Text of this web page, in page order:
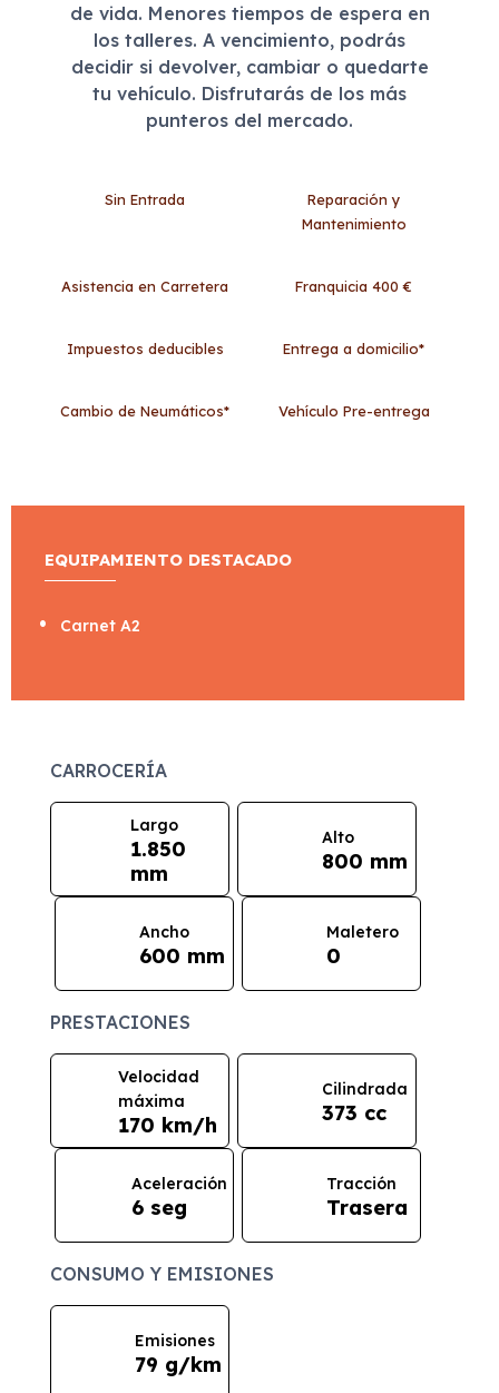
de vida. Menores tiempos de espera en
los talleres. A vencimiento, podrás
decidir si devolver, cambiar o quedarte
tu vehículo. Disfrutarás de los más
punteros del mercado.
Sin Entrada
Reparación y
Mantenimiento
Asistencia en Carretera Franquicia 400 €
Impuestos deducibles Entrega a domicilio*
Cambio de Neumáticos* Vehículo Pre-entrega
EQUIPAMIENTO DESTACADO
Carnet A2
CARROCERÍA
Largo
1.850
mm
Alto
800 mm
Ancho
600 mm
Maletero
0
PRESTACIONES
Velocidad
máxima
170 km/h
Cilindrada
373 cc
Aceleración
6 seg
Tracción
Trasera
CONSUMO Y EMISIONES
Emisiones
79 g/km